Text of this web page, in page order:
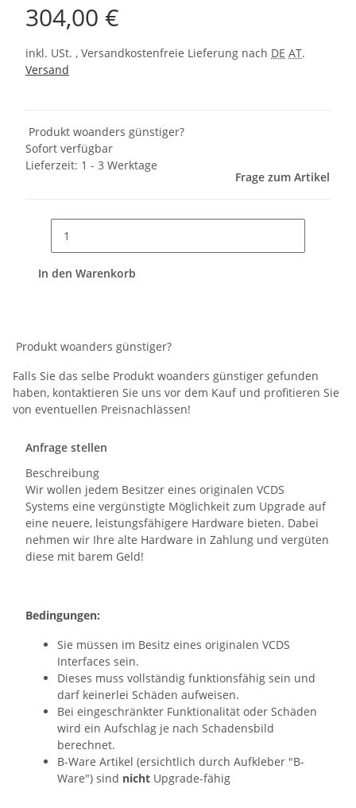
304,00 €
inkl. USt. , Versandkostenfreie Lieferung nach DE AT.
Versand
Produkt woanders günstiger?
Sofort verfügbar
Lieferzeit: 1 - 3 Werktage
Frage zum Artikel
In den Warenkorb
Produkt woanders günstiger?
Falls Sie das selbe Produkt woanders günstiger gefunden
haben, kontaktieren Sie uns vor dem Kauf und profitieren Sie
von eventuellen Preisnachlässen!
Anfrage stellen
Beschreibung
Wir wollen jedem Besitzer eines originalen VCDS
Systems eine vergünstigte Möglichkeit zum Upgrade auf
eine neuere, leistungsfähigere Hardware bieten. Dabei
nehmen wir Ihre alte Hardware in Zahlung und vergüten
diese mit barem Geld!
Bedingungen:
Sie müssen im Besitz eines originalen VCDS
Interfaces sein.
Dieses muss vollständig funktionsfähig sein und
darf keinerlei Schäden aufweisen.
Bei eingeschränkter Funktionalität oder Schäden
wird ein Aufschlag je nach Schadensbild
berechnet.
B-Ware Artikel (ersichtlich durch Aufkleber "B-
Ware") sind nicht Upgrade-fähig